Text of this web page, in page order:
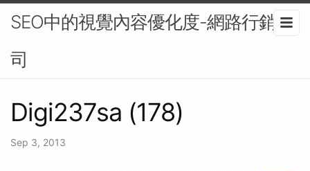
SEO中的視覺內容優化度-網路行銷公
司
Digi237sa (178)
Sep 3, 2013